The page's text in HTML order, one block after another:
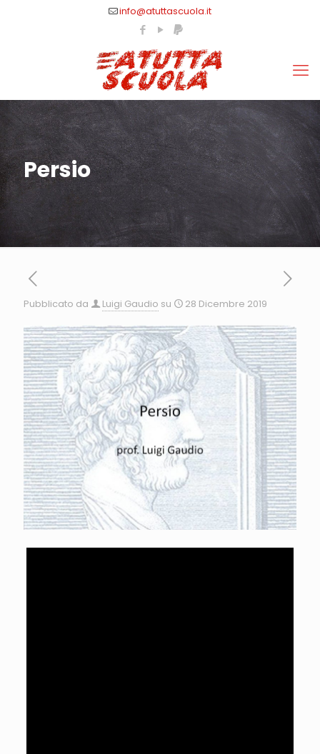
info@atuttascuola.it
Persio
Pubblicato da Luigi Gaudio su 28 Dicembre 2019